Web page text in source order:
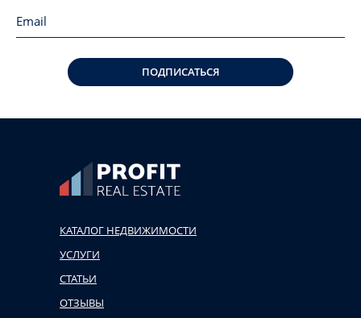
ПОДПИСАТЬСЯ
КАТАЛОГ НЕДВИЖИМОСТИ
УСЛУГИ
СТАТЬИ
ОТЗЫВЫ